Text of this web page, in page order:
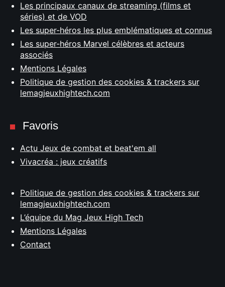
Les principaux canaux de streaming (films et
séries) et de VOD
Les super-héros les plus emblématiques et connus
Les super-héros Marvel célèbres et acteurs
associés
Mentions Légales
Politique de gestion des cookies & trackers sur
lemagjeuxhightech.com
Favoris
Actu Jeux de combat et beat'em all
Vivacréa : jeux créatifs
Politique de gestion des cookies & trackers sur
lemagjeuxhightech.com
L’équipe du Mag Jeux High Tech
Mentions Légales
Contact